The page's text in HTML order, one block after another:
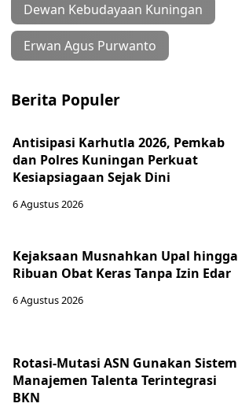
Dewan Kebudayaan Kuningan
Erwan Agus Purwanto
Berita Populer
Antisipasi Karhutla 2026, Pemkab
dan Polres Kuningan Perkuat
Kesiapsiagaan Sejak Dini
6 Agustus 2026
Kejaksaan Musnahkan Upal hingga
Ribuan Obat Keras Tanpa Izin Edar
6 Agustus 2026
Rotasi-Mutasi ASN Gunakan Sistem
Manajemen Talenta Terintegrasi
BKN